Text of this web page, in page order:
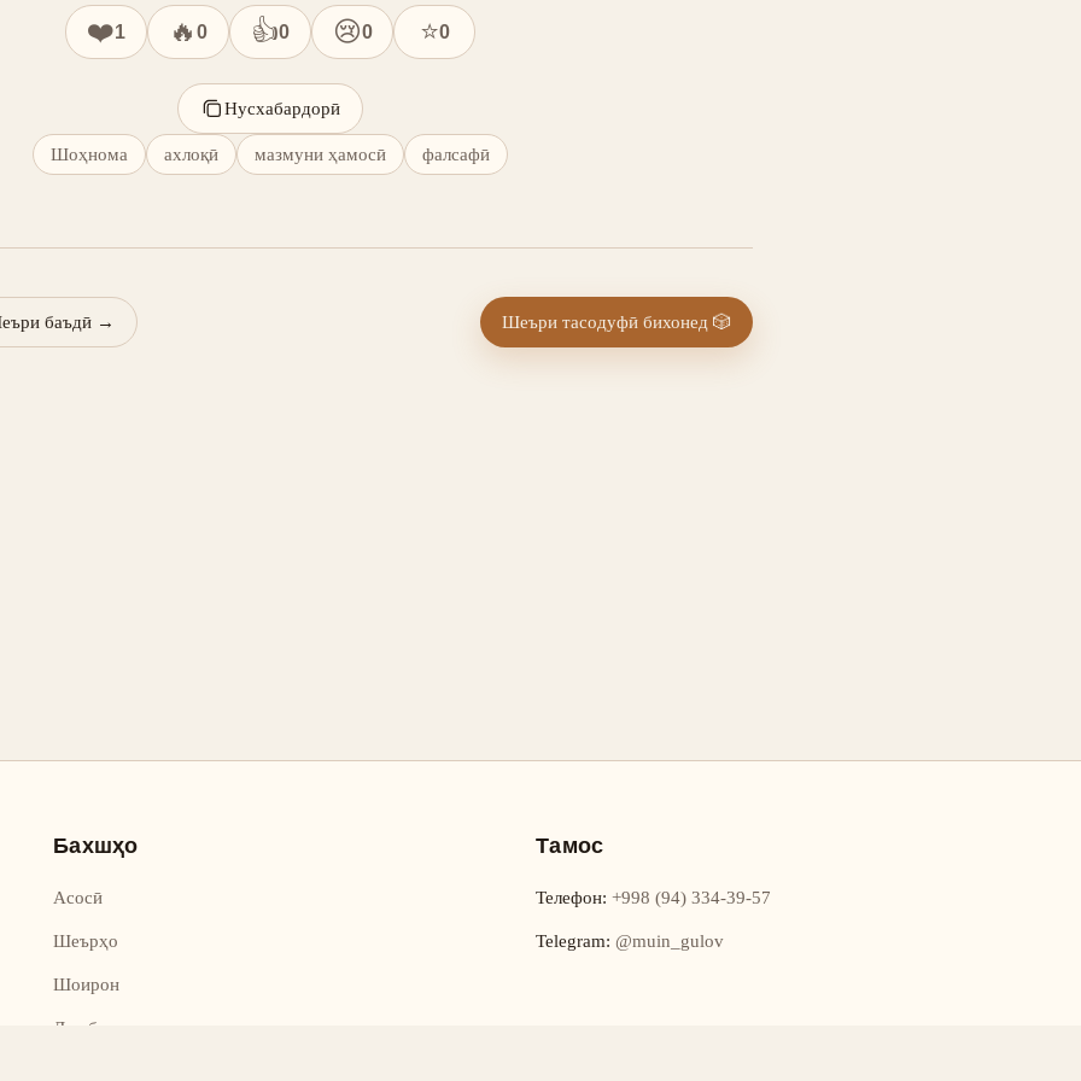
❤️1 🔥 0 👍0 😢0 ⭐0
Нусхабардорӣ
Шоҳнома ахлоқӣ мазмуни ҳамосӣ фалсафӣ
баъдӣ → Шеъри тасодуфӣ бихонед 🎲
Бахшҳо
Асосӣ
Шеърҳо
Шоирон
Дар бораи лоиҳа
Тамос
Телефон: +998 (94) 334-39-57
Telegram: @muin_gulov